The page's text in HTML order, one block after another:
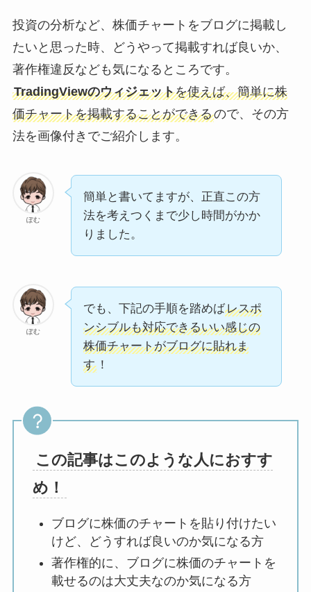
投資の分析など、株価チャートをブログに掲載し
たいと思った時、どうやって掲載すれば良いか、
著作権違反なども気になるところです。
TradingViewのウィジェットを使えば、簡単に株
価チャートを掲載することができるので、その方
法を画像付きでご紹介します。
ぽむ
簡単と書いてますが、正直この方
法を考えつくまで少し時間がかか
りました。
ぽむ
でも、下記の手順を踏めばレスポ
ンシブルも対応できるいい感じの
株価チャートがブログに貼れま
す！
この記事はこのような人におすす
め！
ブログに株価のチャートを貼り付けたい
けど、どうすれば良いのか気になる方
著作権的に、ブログに株価のチャートを
載せるのは大丈夫なのか気になる方